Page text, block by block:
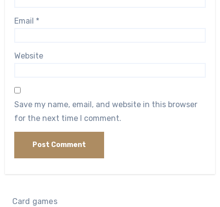
Email *
Website
Save my name, email, and website in this browser
for the next time I comment.
Card games